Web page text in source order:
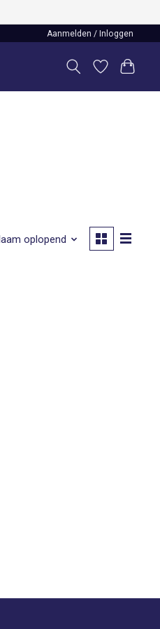
Aanmelden / Inloggen
oplopend